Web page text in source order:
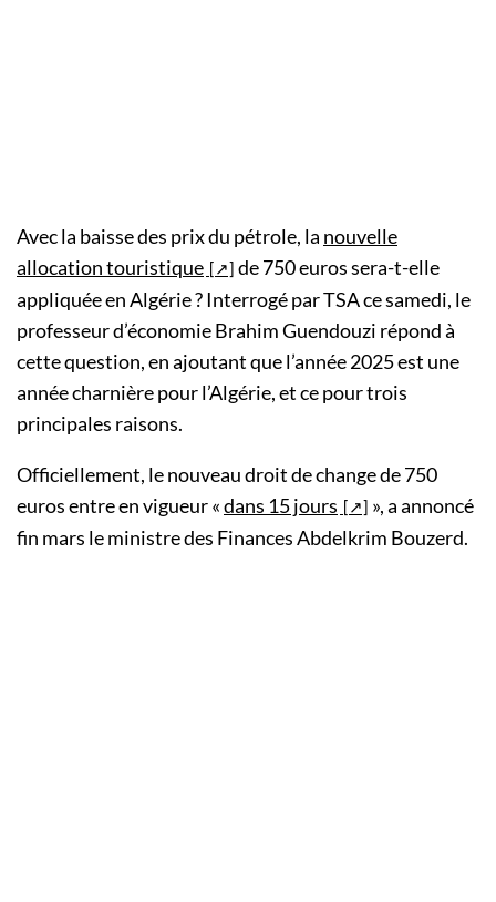
Avec la baisse des prix du pétrole, la nouvelle
allocation touristique
de 750 euros sera-t-elle
appliquée en Algérie ? Interrogé par TSA ce samedi, le
professeur d’économie Brahim Guendouzi répond à
cette question, en ajoutant que l’année 2025 est une
année charnière pour l’Algérie, et ce pour trois
principales raisons.
Officiellement, le nouveau droit de change de 750
euros entre en vigueur «dans 15 jours
», a annoncé
fin mars le ministre des Finances Abdelkrim Bouzerd.